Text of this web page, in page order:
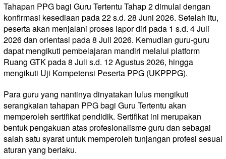
Tahapan PPG bagi Guru Tertentu Tahap 2 dimulai dengan
konfirmasi kesediaan pada 22 s.d. 28 Juni 2026. Setelah itu,
peserta akan menjalani proses lapor diri pada 1 s.d. 4 Juli
2026 dan orientasi pada 8 Juli 2026. Kemudian guru-guru
dapat mengikuti pembelajaran mandiri melalui platform
Ruang GTK pada 8 Juli s.d. 12 Agustus 2026, hingga
mengikuti Uji Kompetensi Peserta PPG (UKPPPG).
Para guru yang nantinya dinyatakan lulus mengikuti
serangkaian tahapan PPG bagi Guru Tertentu akan
memperoleh sertifikat pendidik. Sertifikat ini merupakan
bentuk pengakuan atas profesionalisme guru dan sebagai
salah satu syarat untuk memperoleh tunjangan profesi sesuai
aturan yang berlaku.